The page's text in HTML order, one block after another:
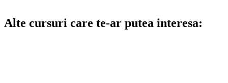
Alte cursuri care te-ar putea interesa: